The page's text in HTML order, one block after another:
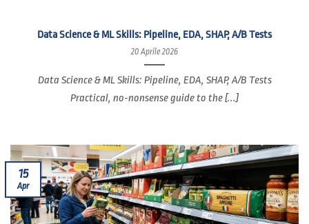
Data Science & ML Skills: Pipeline, EDA, SHAP, A/B Tests
20 Aprile 2026
Data Science & ML Skills: Pipeline, EDA, SHAP, A/B Tests
Practical, no-nonsense guide to the [...]
15
Apr